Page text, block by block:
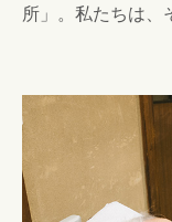
所」。私たちは、